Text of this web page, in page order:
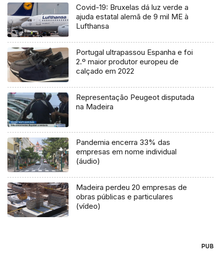
Covid-19: Bruxelas dá luz verde a
ajuda estatal alemã de 9 mil ME à
Lufthansa
Portugal ultrapassou Espanha e foi
2.º maior produtor europeu de
calçado em 2022
Representação Peugeot disputada
na Madeira
Pandemia encerra 33% das
empresas em nome individual
(áudio)
Madeira perdeu 20 empresas de
obras públicas e particulares
(vídeo)
PUB